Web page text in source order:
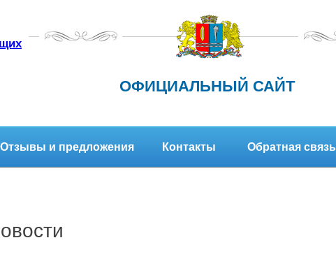
ОФИЦИАЛЬНЫЙ САЙТ
Отзывы и предложения Контакты Обратная связь